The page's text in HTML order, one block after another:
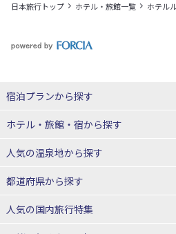
日本旅行トップ ホテル・旅館一覧 ホテル
宿泊プランから探す
北海道
東北
青森県
宮城県
ホテル・旅館・宿から探す
北海道ホテル・旅館
青森県ホテル・旅館
人気の温泉地から探す
北海道
湯の川温泉(北海道)
都道府県から探す
人気の国内旅行特集